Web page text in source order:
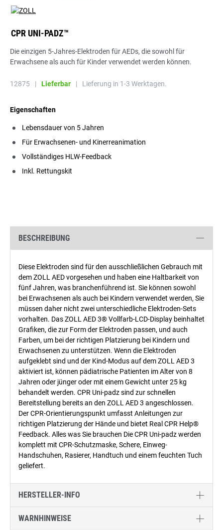
CPR UNI-PADZ™
Die einzigen 5-Jahres-Elektroden für AEDs, die sowohl für
Erwachsene als auch für Kinder verwendet werden können.
12875 | Lieferbar | Lieferung in 1-3 Werktagen.
Eigenschaften
Lebensdauer von 5 Jahren
Für Erwachsenen- und Kinerreanimation
Vollständiges HLW-Feedback
Inkl. Rettungskit
BESCHREIBUNG
Diese Elektroden sind für den ausschließlichen Gebrauch mit
dem ZOLL AED vorgesehen und haben eine Haltbarkeit von
fünf Jahren, was branchenführend ist. Sie können sowohl
bei Erwachsenen als auch bei Kindern verwendet werden, Sie
müssen daher nicht zwei unterschiedliche Elektroden-Sets
vorhalten. Das ZOLL AED 3® Vollfarb-LCD-Display beinhaltet
Grafiken, die zur Form der Elektroden passen, und auch
Farben, um bei der richtigen Platzierung bei Kindern und
Erwachsenen zu unterstützen. Wenn die Elektroden
aufgeklebt sind und der Kind-Modus auf dem ZOLL AED 3
aktiviert ist, können pädiatrische Patienten im Alter von 8
Jahren oder jünger oder mit einem Gewicht unter 25 kg
behandelt werden. CPR Uni-padz sind zur schnellen
Bereitstellung bereits an den ZOLL AED 3 angeschlossen.
Der CPR-Orientierungspunkt umfasst Anleitungen zur
richtigen Platzierung der Hände und bietet Real CPR Help®
Feedback. Alles was Sie brauchen Die CPR Uni-padz werden
komplett mit CPR-Schutzmaske, Schere, Einweg-
Handschuhen, Rasierer, Handtuch und einem feuchten Tuch
geliefert.
HERSTELLER-INFO
WARNHINWEISE